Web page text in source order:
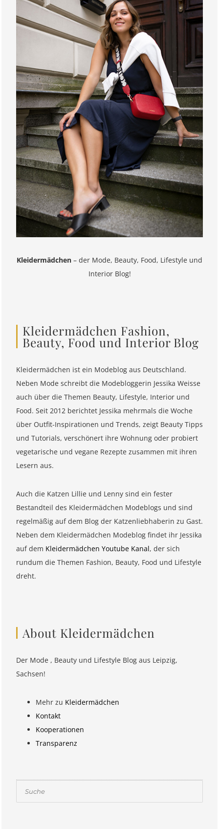
Kleidermädchen – der Mode, Beauty, Food, Lifestyle und
Interior Blog!
Kleidermädchen Fashion,
Beauty, Food und Interior Blog
Kleidermädchen ist ein Modeblog aus Deutschland.
Neben Mode schreibt die Modebloggerin Jessika Weisse
auch über die Themen Beauty, Lifestyle, Interior und
Food. Seit 2012 berichtet Jessika mehrmals die Woche
über Outfit-Inspirationen und Trends, zeigt Beauty Tipps
und Tutorials, verschönert ihre Wohnung oder probiert
vegetarische und vegane Rezepte zusammen mit ihren
Lesern aus.
Auch die Katzen Lillie und Lenny sind ein fester
Bestandteil des Kleidermädchen Modeblogs und sind
regelmäßig auf dem Blog der Katzenliebhaberin zu Gast.
Neben dem Kleidermädchen Modeblog findet ihr Jessika
auf dem Kleidermädchen Youtube Kanal, der sich
rundum die Themen Fashion, Beauty, Food und Lifestyle
dreht.
About Kleidermädchen
Der Mode , Beauty und Lifestyle Blog aus Leipzig,
Sachsen!
Mehr zu Kleidermädchen
Kontakt
Kooperationen
Transparenz